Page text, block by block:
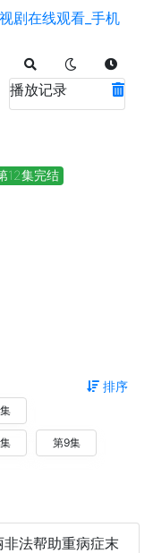
播放记录
12集完结
排序
第9集
法帮助重病症末